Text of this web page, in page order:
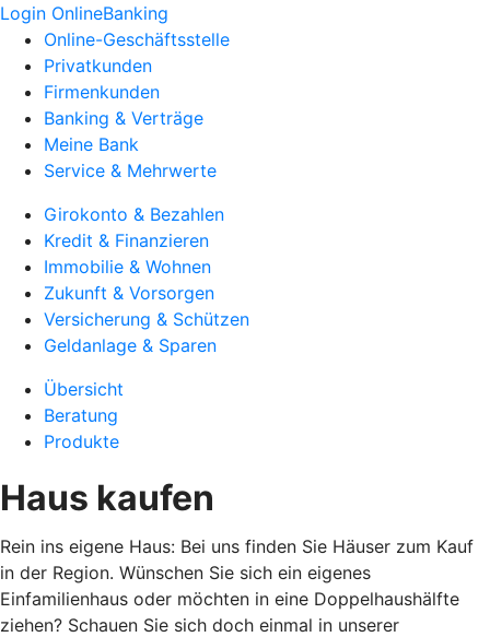
Login OnlineBanking
Online-Geschäftsstelle
Privatkunden
Firmenkunden
Banking & Verträge
Meine Bank
Service & Mehrwerte
Girokonto & Bezahlen
Kredit & Finanzieren
Immobilie & Wohnen
Zukunft & Vorsorgen
Versicherung & Schützen
Geldanlage & Sparen
Übersicht
Beratung
Produkte
Haus kaufen
Rein ins eigene Haus: Bei uns finden Sie Häuser zum Kauf
in der Region. Wünschen Sie sich ein eigenes
Einfamilienhaus oder möchten in eine Doppelhaushälfte
ziehen? Schauen Sie sich doch einmal in unserer